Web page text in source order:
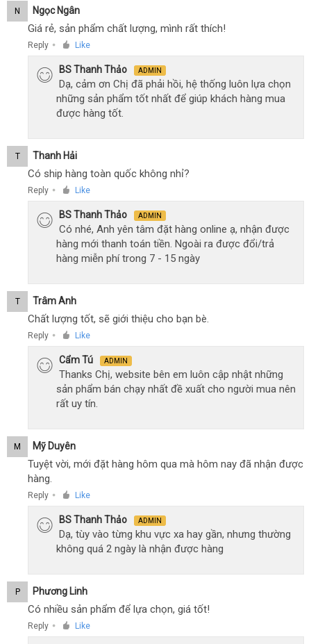
N Ngọc Ngân
Giá rẻ, sản phẩm chất lượng, mình rất thích!
Reply ● Like
BS Thanh Thảo ADMIN
Dạ, cảm ơn Chị đã phải hồi, hệ thống luôn lựa chọn
những sản phẩm tốt nhất để giúp khách hàng mua
được hàng tốt.
T Thanh Hải
Có ship hàng toàn quốc không nhỉ?
Reply ● Like
BS Thanh Thảo ADMIN
Có nhé, Anh yên tâm đặt hàng online ạ, nhận được
hàng mới thanh toán tiền. Ngoài ra được đổi/trả
hàng miễn phí trong 7 - 15 ngày
T Trâm Anh
Chất lượng tốt, sẽ giới thiệu cho bạn bè.
Reply ● Like
Cẩm Tú ADMIN
Thanks Chị, website bên em luôn cập nhật những
sản phẩm bán chạy nhất đề xuất cho người mua nên
rất uy tín.
M Mỹ Duyên
Tuyệt vời, mới đặt hàng hôm qua mà hôm nay đã nhận được
hàng.
Reply ● Like
BS Thanh Thảo ADMIN
Dạ, tùy vào từng khu vực xa hay gần, nhưng thường
không quá 2 ngày là nhận được hàng
P Phương Linh
Có nhiều sản phẩm để lựa chọn, giá tốt!
Reply ● Like